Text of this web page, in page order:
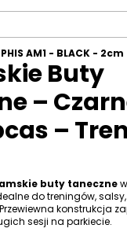
AM1 - BLACK - 2cm
Buty
–
–
buty taneczne
do treningów,
konstrukcja
sesji na parkiecie.